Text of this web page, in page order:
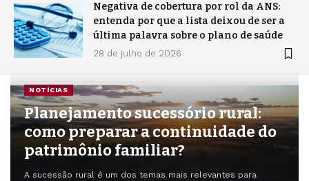
Negativa de cobertura por rol da ANS:
entenda por que a lista deixou de ser a
última palavra sobre o plano de saúde
28 de julho de 2026
NOTÍCIAS
Planejamento sucessório rural:
como preparar a continuidade do
patrimônio familiar?
A sucessão rural é um dos temas mais relevantes para